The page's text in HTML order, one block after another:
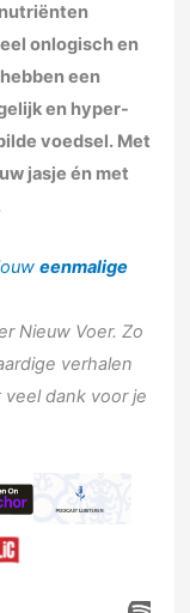
onlogisch en
een
en hyper-
voedsel. Met
jasje én met
ouw eenmalige
Nieuw Voer. Zo
verhalen
dank voor je